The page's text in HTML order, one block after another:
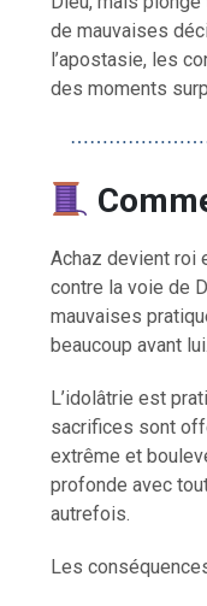
de mauvaises
l’apostasie, les
des moments
Achaz devient roi
contre la voie de
mauvaises
beaucoup avant lui.
L’idolâtrie est
sacrifices sont
extrême et
profonde avec
autrefois.
Les